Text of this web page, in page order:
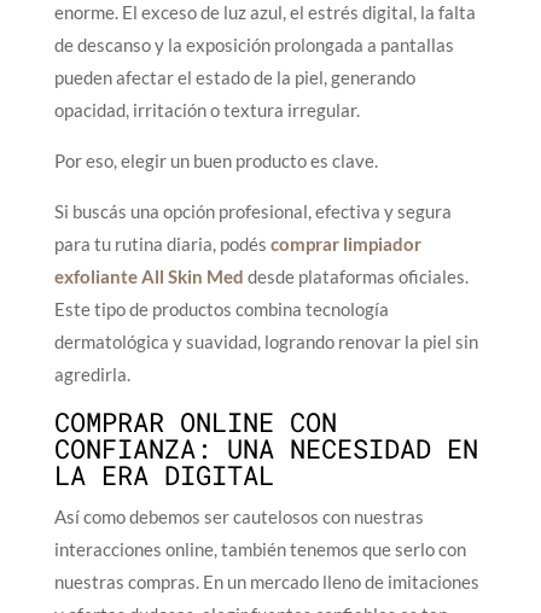
enorme. El exceso de luz azul, el estrés digital, la falta
de descanso y la exposición prolongada a pantallas
pueden afectar el estado de la piel, generando
opacidad, irritación o textura irregular.
Por eso, elegir un buen producto es clave.
Si buscás una opción profesional, efectiva y segura
para tu rutina diaria, podés comprar limpiador
exfoliante All Skin Med desde plataformas oficiales.
Este tipo de productos combina tecnología
dermatológica y suavidad, logrando renovar la piel sin
agredirla.
COMPRAR ONLINE CON
CONFIANZA: UNA NECESIDAD EN
LA ERA DIGITAL
Así como debemos ser cautelosos con nuestras
interacciones online, también tenemos que serlo con
nuestras compras. En un mercado lleno de imitaciones